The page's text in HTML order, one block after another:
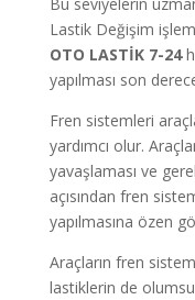
Lastik Değişim
OTO LASTİK 7-24
yapılması son
Fren sistemleri
yardımcı olur.
yavaşlaması ve
açısından fren
yapılmasına özen
Araçların fren
lastiklerin de